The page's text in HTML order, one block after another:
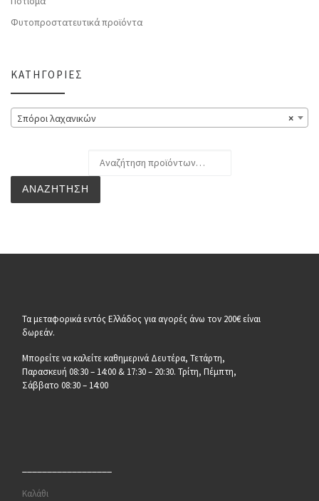
Φυτοπροστατευτικά προϊόντα
ΚΑΤΗΓΟΡΊΕΣ
×
Σπόροι λαχανικών
ΑΝΑΖΉΤΗΣΗ
Τα μεταφορικά εντός Ελλάδος για αγορές άνω τον 200€ είναι
δωρεάν.
Μπορείτε να καλείτε καθημερινά Δευτέρα, Τετάρτη,
Παρασκευή 08:30 – 14:00 & 17:30 – 20:30. Τρίτη, Πέμπτη,
Σάββατο 08:30 – 14:00
Καλάθι